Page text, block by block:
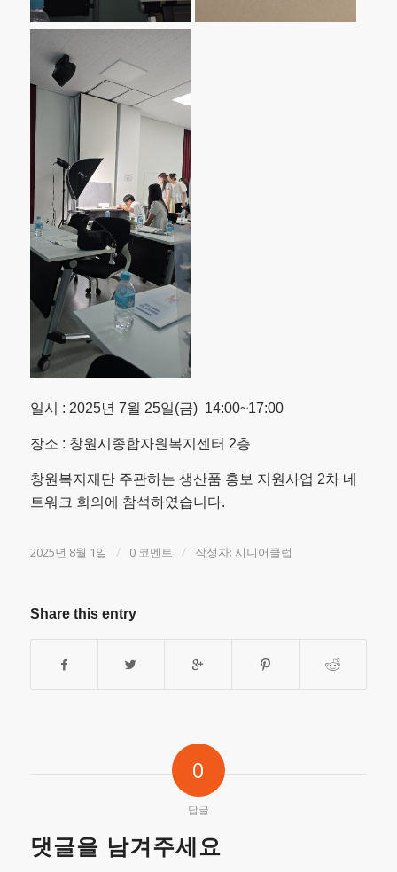
일시 : 2025년 7월 25일(금) 14:00~17:00
장소 : 창원시종합자원복지센터 2층
창원복지재단 주관하는 생산품 홍보 지원사업 2차 네
트워크 회의에 참석하였습니다.
2025년 8월 1일 / 0 코멘트 / 작성자: 시니어클럽
Share this entry
0
답글
댓글을 남겨주세요